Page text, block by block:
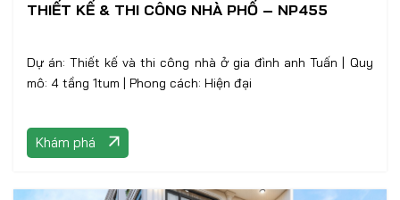
THIẾT KẾ & THI CÔNG NHÀ PHỐ – NP455
Dự án: Thiết kế và thi công nhà ở gia đình anh Tuấn | Quy
mô: 4 tầng 1tum | Phong cách: Hiện đại
Khám phá